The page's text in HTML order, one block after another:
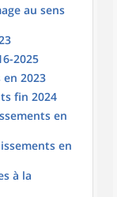
au sens
2025
2023
fin 2024
en
en
à la